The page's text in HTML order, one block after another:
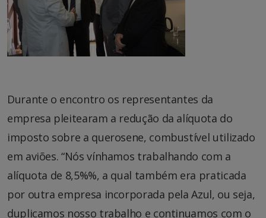
Durante o encontro os representantes da
empresa pleitearam a redução da alíquota do
imposto sobre a querosene, combustível utilizado
em aviões. “Nós vínhamos trabalhando com a
alíquota de 8,5%%, a qual também era praticada
por outra empresa incorporada pela Azul, ou seja,
duplicamos nosso trabalho e continuamos com o